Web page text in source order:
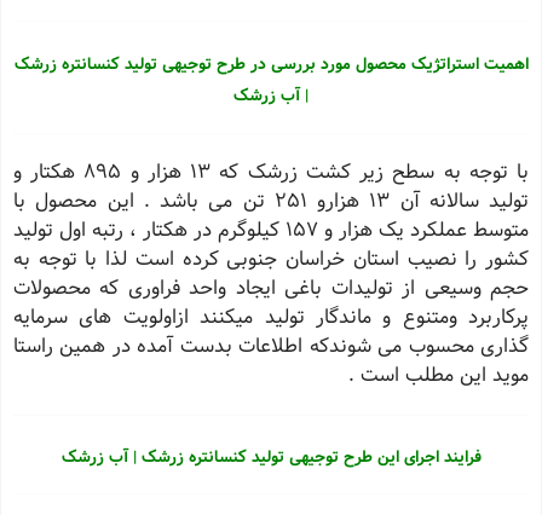
اهمیت استراتژیک محصول مورد بررسی در طرح توجیهی تولید کنسانتره زرشک
| آب زرشک
با توجه به سطح زیر کشت زرشک که 13 هزار و 895 هکتار و
تولید سالانه آن 13 هزارو 251 تن می باشد . این محصول با
متوسط عملکرد یک هزار و 157 کیلوگرم در هکتار ، رتبه اول تولید
کشور را نصیب استان خراسان جنوبی کرده است لذا با توجه به
حجم وسیعی از تولیدات باغی ایجاد واحد فراوری که محصولات
پرکاربرد ومتنوع و ماندگار تولید میکنند ازاولویت های سرمایه
گذاری محسوب می شوندکه اطلاعات بدست آمده در همین راستا
موید این مطلب است .
فرایند اجرای این طرح توجیهی تولید کنسانتره زرشک | آب زرشک